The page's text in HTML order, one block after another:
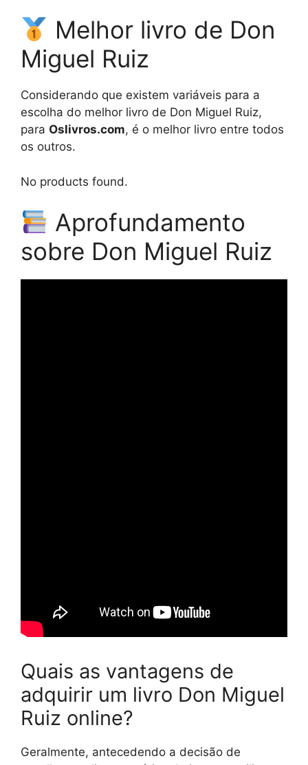
Melhor livro de Don
Miguel Ruiz
Considerando que existem variáveis para a
escolha do melhor livro de Don Miguel Ruiz,
para Oslivros.com, é o melhor livro entre todos
os outros.
No products found.
Aprofundamento
sobre Don Miguel Ruiz
Quais as vantagens de
adquirir um livro Don Miguel
Ruiz online?
Geralmente, antecedendo a decisão de